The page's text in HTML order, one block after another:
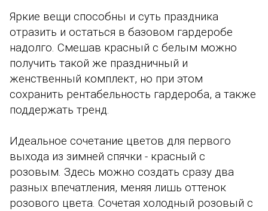
Яркие вещи способны и суть праздника
отразить и остаться в базовом гардеробе
надолго. Смешав красный с белым можно
получить такой же праздничный и
женственный комплект, но при этом
сохранить рентабельность гардероба, а также
поддержать тренд.
Идеальное сочетание цветов для первого
выхода из зимней спячки - красный с
розовым. Здесь можно создать сразу два
разных впечатления, меняя лишь оттенок
розового цвета. Сочетая холодный розовый с